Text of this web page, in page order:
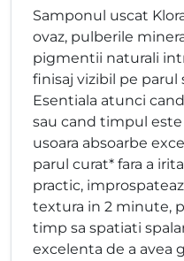
Samponul uscat
ovaz, pulberile
pigmentii naturali
finisaj vizibil pe parul
Esentiala atunci
sau cand timpul
usoara absoarbe
parul curat* fara a
practic,
textura in 2 minute,
timp sa spatiati
excelenta de a avea